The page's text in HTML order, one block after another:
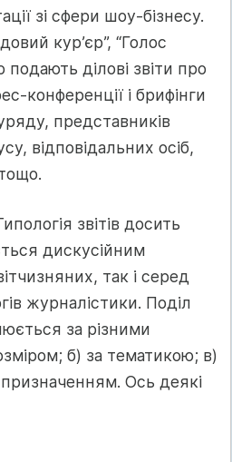
зі сфери шоу-бізнесу.
кур’єр”, “Голос
подають ділові звіти про
конференції і брифінги
представників
відповідальних осіб,
звітів досить
дискусійним
так і серед
журналістики. Поділ
за різними
б) за тематикою; в)
Ось деякі